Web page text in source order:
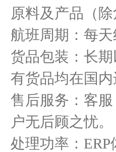
原料及产品（
航班周期：每
货品包装：长
有货品均在国
售后服务：客
户无后顾之忧。
处理功率：